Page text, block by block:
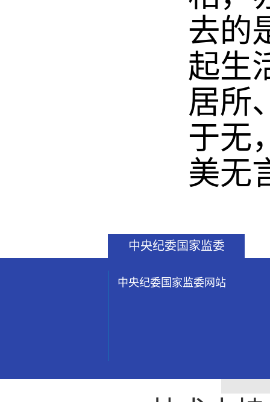
去的
起生
居所
于无
美无
中央纪委国家监委
中央纪委国家监委网站